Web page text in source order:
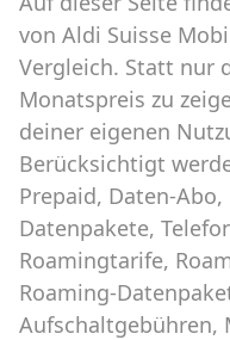
Abos für
Watches
Der gute alte
Infos
Alle
von Aldi Suisse
Vergleich. Statt nur
Monatspreis zu
deiner eigenen
Berücksichtigt
Prepaid, Daten-
Datenpakete,
Roamingtarife,
Roaming-
Aufschaltgebühren,